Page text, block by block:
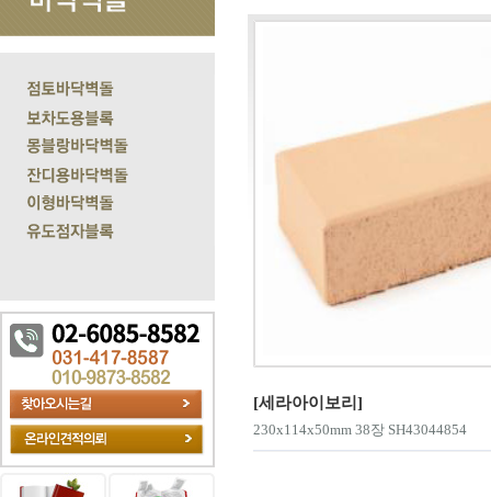
[세라아이보리]
230x114x50mm 38장 SH43044854